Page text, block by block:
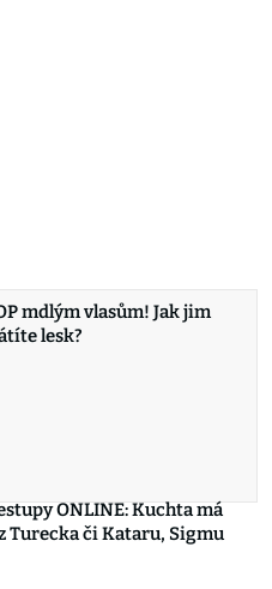
mdlým vlasům! Jak jim
lesk?
ONLINE: Kuchta má
Turecka či Kataru, Sigmu